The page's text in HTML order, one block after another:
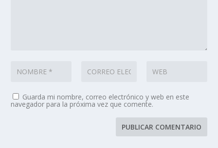
Guarda mi nombre, correo electrónico y web en este
navegador para la próxima vez que comente.